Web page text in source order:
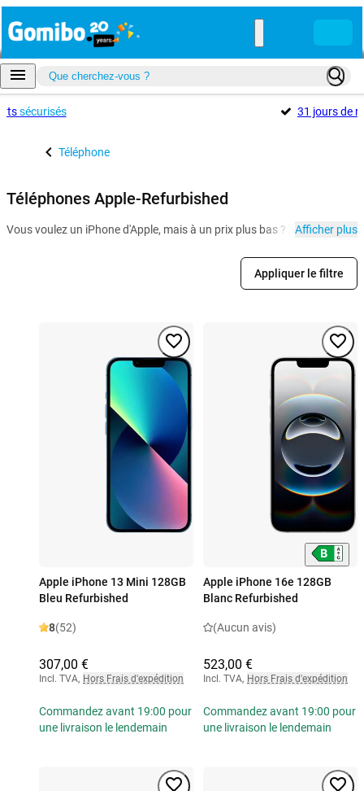
sécurisés 31 jours de
Téléphone
Téléphones Apple-Refurbished
Vous voulez un iPhone d'Apple, mais à un prix plus bas ? Alors un
Afficher plus
Appliquer le filtre
Apple iPhone 13 Mini 128GB
Bleu Refurbished
8(52)
307,00 €
Incl. TVA, Hors Frais d'expédition
Commandez avant 19:00 pour
une livraison le lendemain
Apple iPhone 16e 128GB
Blanc Refurbished
(Aucun avis)
523,00 €
Incl. TVA, Hors Frais d'expédition
Commandez avant 19:00 pour
une livraison le lendemain